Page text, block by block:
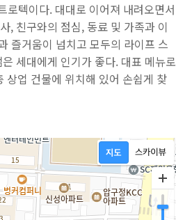
로텍이다. 대대로 이어져 내려오면서
, 친구와의 점심, 동료 및 가족과 이
즐거움이 넘치고 모두의 라이프 스
세대에게 인기가 좋다. 대표 메뉴로
상업 건물에 위치해 있어 손쉽게 찾